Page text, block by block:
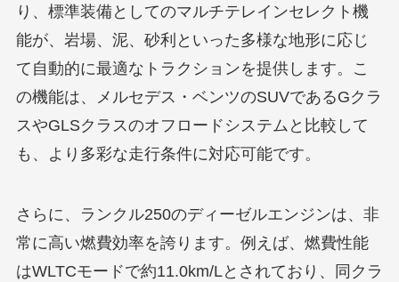
り、標準装備としてのマルチテレインセレクト機
能が、岩場、泥、砂利といった多様な地形に応じ
て自動的に最適なトラクションを提供します。こ
の機能は、メルセデス・ベンツのSUVであるGクラ
スやGLSクラスのオフロードシステムと比較して
も、より多彩な走行条件に対応可能です。
さらに、ランクル250のディーゼルエンジンは、非
常に高い燃費効率を誇ります。例えば、燃費性能
はWLTCモードで約11.0km/Lとされており、同クラ